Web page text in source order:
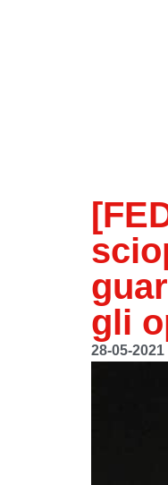
gli
28-05-2021